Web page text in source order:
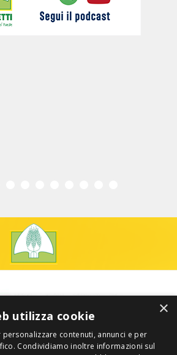
×
utilizza cookie
contenuti, annunci e per
Condividiamo inoltre informazioni sul